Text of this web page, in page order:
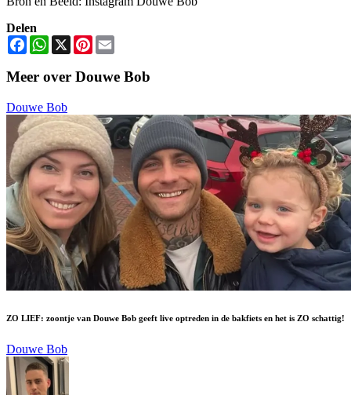
Delen
FacebookWhatsApp
X Pinterest
Meer over Douwe Bob
Douwe Bob
ZO LIEF: zoontje van Douwe Bob geeft live optreden in de bakfiets en het is ZO schattig!
Douwe Bob